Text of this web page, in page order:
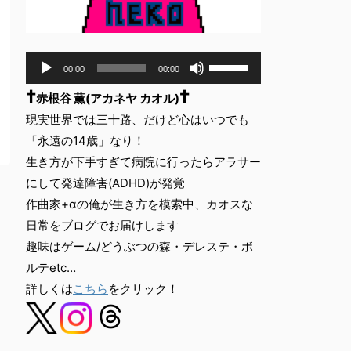
プ
レ
ー
ヤ
ー
00:00 00:00
リ
ム
節
上
矢
印
†赤根谷 薫(アカネヤ カオル)†
現実世界では三十路、だけど心はいつでも
「永遠の14歳」なり！
生き方が下手すぎて病院に行ったらアラサー
にして発達障害(ADHD)が発覚
作曲家+αの俺が生き方を模索中、カオスな
日常をブログでお届けします
趣味はゲーム/どうぶつの森・デレステ・ボ
ルテetc…
詳しくはこちら をクリック！